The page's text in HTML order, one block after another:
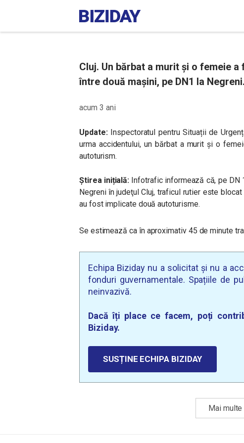
Cluj. Un bărbat a murit și o femeie
între două mașini, pe DN1 la Negreni.
acum 3 ani
Update: Inspectoratul pentru Situații de
urma accidentului, un bărbat a murit și o
autoturism.
Știrea inițială: Infotrafic informează că, pe DN
Negreni în judeţul Cluj, traficul rutier este
au fost implicate două autoturisme.
Se estimează ca în aproximativ 45 de minute
Echipa Biziday nu a solicitat și nu a
fonduri guvernamentale. Spațiile de
neinvazivă.
Dacă îți place ce facem, poți
Biziday.
SUSȚINE ECHIPA BIZIDAY
Mai